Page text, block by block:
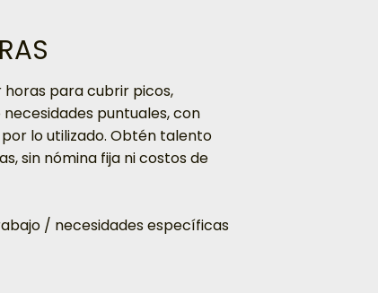
para cubrir picos,
puntuales, con
lo utilizado. Obtén talento
sin nómina fija ni costos de
/ necesidades específicas